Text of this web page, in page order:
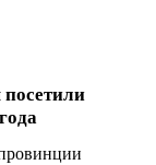
посетили